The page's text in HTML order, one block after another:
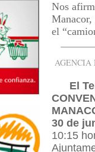
Nos
Manacor,
el
AGENCIA
El
30 de
10:15